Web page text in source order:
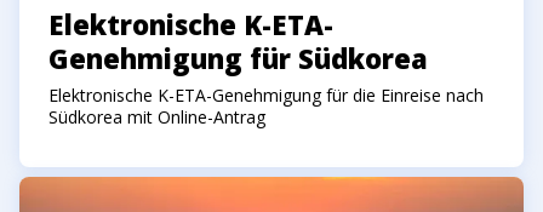
Elektronische K-ETA-
Genehmigung für Südkorea
Elektronische K-ETA-Genehmigung für die Einreise nach
Südkorea mit Online-Antrag